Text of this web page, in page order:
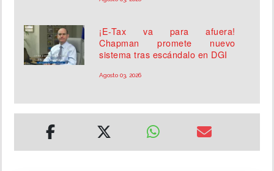
¡E-Tax va para afuera!
Chapman promete nuevo
sistema tras escándalo en DGI
Agosto 03, 2026